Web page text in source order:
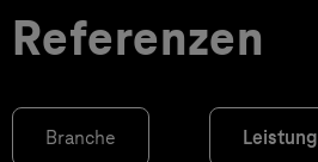
Referenzen
Branche Leistung